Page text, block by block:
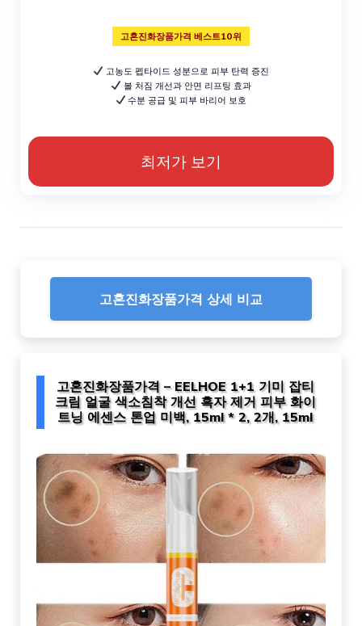
고혼진화장품가격 베스트10위
고농도 펩타이드 성분으로 피부 탄력 증진
볼 처짐 개선과 안면 리프팅 효과
수분 공급 및 피부 바리어 보호
최저가 보기
고혼진화장품가격 상세 비교
고혼진화장품가격 – EELHOE 1+1 기미 잡티
크림 얼굴 색소침착 개선 흑자 제거 피부 화이
트닝 에센스 톤업 미백, 15ml * 2, 2개, 15ml